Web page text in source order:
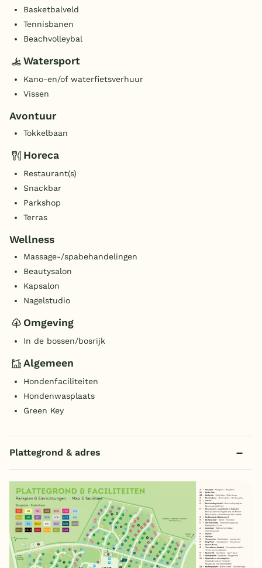
Basketbalveld
Tennisbanen
Beachvolleybal
Watersport
Kano-en/of waterfietsverhuur
Vissen
Avontuur
Tokkelbaan
Horeca
Restaurant(s)
Snackbar
Parkshop
Terras
Wellness
Massage-/spabehandelingen
Beautysalon
Kapsalon
Nagelstudio
Omgeving
In de bossen/bosrijk
Algemeen
Hondenfaciliteiten
Hondenwasplaats
Green Key
Plattegrond & adres